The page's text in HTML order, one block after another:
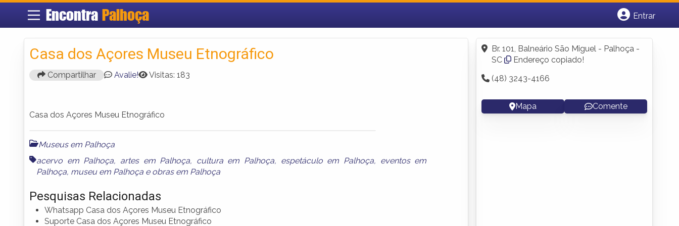
Encontra Palhoça
Entrar
Fazer login
Criar conta
Casa dos Açores Museu Etnográfico
Compartilhar Avalie! Visitas: 183
Casa dos Açores Museu Etnográfico
Museus em Palhoça
acervo em Palhoça, artes em Palhoça, cultura em Palhoça, espetáculo em Palhoça, eventos em
Palhoça, museu em Palhoça e obras em Palhoça
Pesquisas Relacionadas
Whatsapp Casa dos Açores Museu Etnográfico
Suporte Casa dos Açores Museu Etnográfico
Br. 101, Balneário São Miguel - Palhoça -
SC
Endereço copiado!
(48) 3243-4166
Mapa Comente